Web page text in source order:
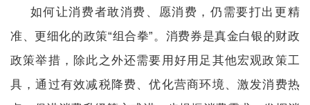
如何让消费者敢消费、愿消费，仍需要打出更精
准、更细化的政策“组合拳”。消费券是真金白银的财政
政策举措，除此之外还需要用好用足其他宏观政策工
具，通过有效减税降费、优化营商环境、激发消费热